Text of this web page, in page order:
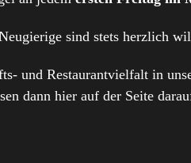
sind stets herzlich
und Restaurantvielfalt in
dann hier auf der Seite